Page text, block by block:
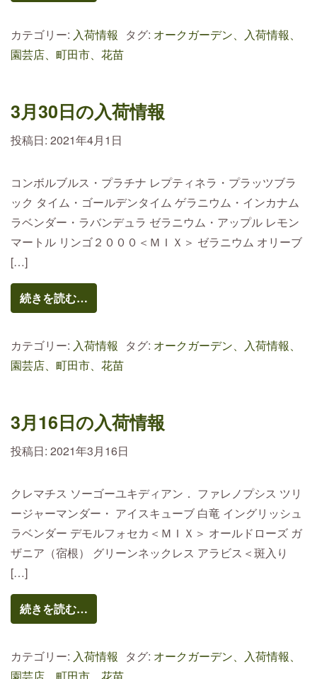
カテゴリー: 入荷情報 タグ: オークガーデン、入荷情報、
園芸店、町田市、花苗
3月30日の入荷情報
投稿日: 2021年4月1日
コンボルブルス・プラチナ レプティネラ・プラッツブラ
ック タイム・ゴールデンタイム ゲラニウム・インカナム
ラベンダー・ラバンデュラ ゼラニウム・アップル レモン
マートル リンゴ２０００＜ＭＩＸ＞ ゼラニウム オリーブ
[…]
続きを読む…
カテゴリー: 入荷情報 タグ: オークガーデン、入荷情報、
園芸店、町田市、花苗
3月16日の入荷情報
投稿日: 2021年3月16日
クレマチス ソーゴーユキディアン． ファレノプシス ツリ
ージャーマンダー・ アイスキューブ 白竜 イングリッシュ
ラベンダー デモルフォセカ＜ＭＩＸ＞ オールドローズ ガ
ザニア（宿根） グリーンネックレス アラビス＜斑入り
[…]
続きを読む…
カテゴリー: 入荷情報 タグ: オークガーデン、入荷情報、